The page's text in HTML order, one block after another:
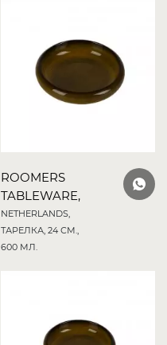
ROOMERS
TABLEWARE,
NETHERLANDS,
ТАРЕЛКА, 24 СМ.,
600 МЛ.